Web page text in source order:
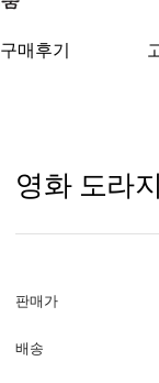
구매후기
영화 도라
판매가
배송